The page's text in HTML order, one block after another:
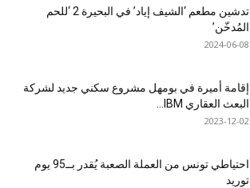
تدشين مطعم ‘الشيف إياد’ في البحيرة 2 ‘للحم
المُدخّن’
2024-06-08
إقامة أميرة في بومهل مشروع سكني جديد لشركة
البعث العقاري IBM...
2023-12-02
احتياطي تونس من العملة الصعبة يُقدر بــ95 يوم
توريد